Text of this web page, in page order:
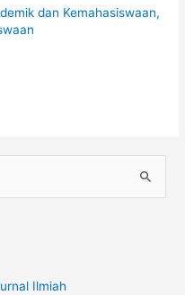
dan Kemahasiswaan,
Ilmiah